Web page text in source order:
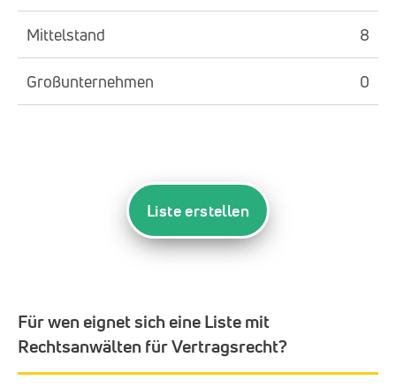
Mittelstand 8
Großunternehmen 0
Liste erstellen
Für wen eignet sich eine Liste mit
Rechtsanwälten für Vertragsrecht?